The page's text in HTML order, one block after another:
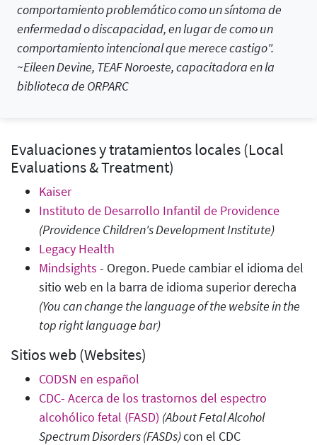
comportamiento problemático como un síntoma de
enfermedad o discapacidad, en lugar de como un
comportamiento intencional que merece castigo".
~Eileen Devine, TEAF Noroeste, capacitadora en la
biblioteca de ORPARC
Evaluaciones y tratamientos locales (Local
Evaluations & Treatment)
Kaiser
Instituto de Desarrollo Infantil de Providence
(Providence Children's Development Institute)
Legacy Health
Mindsights - Oregon.Puede cambiar el idioma del
sitio web en la barra de idioma superior derecha
(You can change the language of the website in the
top right language bar)
Sitios web (Websites)
CODSN en español
CDC- Acerca de los trastornos del espectro
alcohólico fetal (FASD) (About Fetal Alcohol
Spectrum Disorders (FASDs)con el CDC